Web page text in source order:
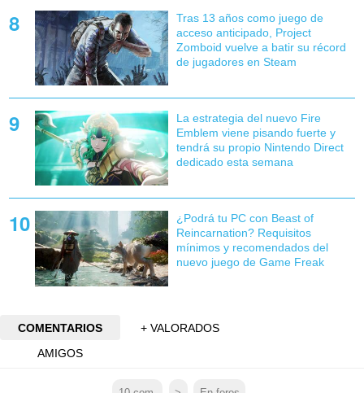
Tras 13 años como juego de
acceso anticipado, Project
Zomboid vuelve a batir su récord
de jugadores en Steam
La estrategia del nuevo Fire
Emblem viene pisando fuerte y
tendrá su propio Nintendo Direct
dedicado esta semana
¿Podrá tu PC con Beast of
Reincarnation? Requisitos
mínimos y recomendados del
nuevo juego de Game Freak
COMENTARIOS
+ VALORADOS
AMIGOS